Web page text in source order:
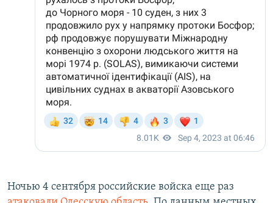
Ночью 4 сентября российские войска еще раз